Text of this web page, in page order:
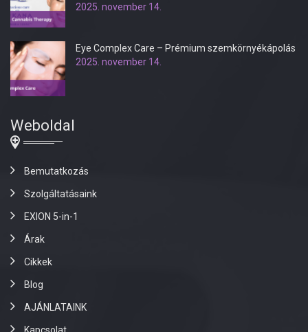
2025. november 14.
Eye Complex Care – Prémium szemkörnyékápolás
2025. november 14.
Weboldal
Bemutatkozás
Szolgáltatásaink
EXION 5-in-1
Árak
Cikkek
Blog
AJÁNLATAINK